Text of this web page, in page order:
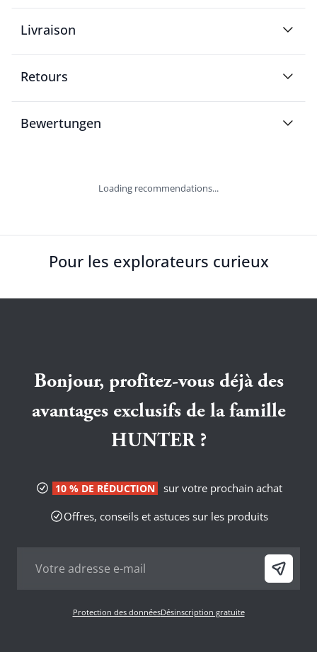
Livraison
Retours
Bewertungen
Loading recommendations...
Pour les explorateurs curieux
Bonjour, profitez-vous déjà des
avantages exclusifs de la famille
HUNTER ?
10 % DE RÉDUCTION
sur votre prochain achat
Offres, conseils et astuces sur les produits
Protection des donnéesDésinscription gratuite